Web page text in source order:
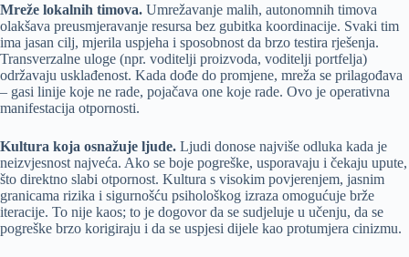
Mreže lokalnih timova. Umrežavanje malih, autonomnih timova
olakšava preusmjeravanje resursa bez gubitka koordinacije. Svaki tim
ima jasan cilj, mjerila uspjeha i sposobnost da brzo testira rješenja.
Transverzalne uloge (npr. voditelji proizvoda, voditelji portfelja)
održavaju usklađenost. Kada dođe do promjene, mreža se prilagođava
– gasi linije koje ne rade, pojačava one koje rade. Ovo je operativna
manifestacija otpornosti.
Kultura koja osnažuje ljude. Ljudi donose najviše odluka kada je
neizvjesnost najveća. Ako se boje pogreške, usporavaju i čekaju upute,
što direktno slabi otpornost. Kultura s visokim povjerenjem, jasnim
granicama rizika i sigurnošću psihološkog izraza omogućuje brže
iteracije. To nije kaos; to je dogovor da se sudjeluje u učenju, da se
pogreške brzo korigiraju i da se uspjesi dijele kao protumjera cinizmu.